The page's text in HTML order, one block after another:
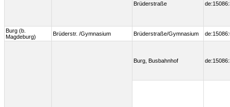
Brüderstraße
Burg (b.
Magdeburg)
Brüderstr. /Gymnasium Brüderstraße/Gymnasium
Burg, Busbahnhof